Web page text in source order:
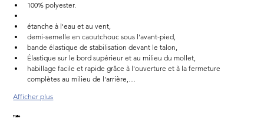
100% polyester.
étanche à l'eau et au vent,
demi-semelle en caoutchouc sous l'avant-pied,
bande élastique de stabilisation devant le talon,
Élastique sur le bord supérieur et au milieu du mollet,
habillage facile et rapide grâce à l'ouverture et à la fermeture
complètes au milieu de l'arrière,…
Afficher plus
Taille